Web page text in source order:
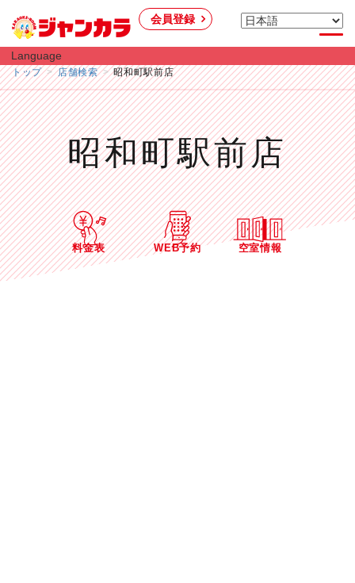
会員登録
Language
トップ 店舗検索 昭和町駅前店
昭和町駅前店
料金表 WEB予約 空室情報